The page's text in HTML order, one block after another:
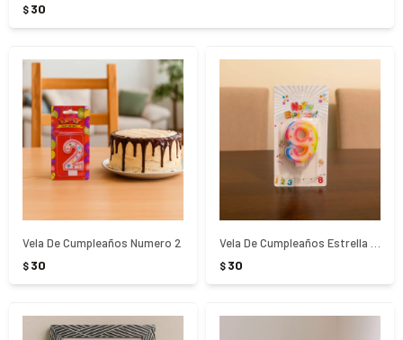
$ 30
Vela De Cumpleaños Numero 2
$ 30 $ 30